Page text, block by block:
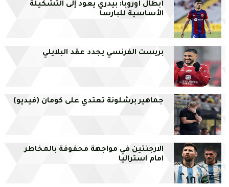
أبطال أوروبا: بيدري يعود إلى التشكيلة
الأساسية للبارسا
بريست الفرنسي يجدد عقد البلايلي
جماهير برشلونة تعتدي على كومان (فيديو)
الارجنتين في مواجهة محفوفة بالمخاطر
امام استراليا